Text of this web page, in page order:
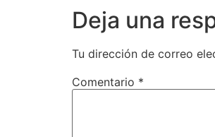
Deja una
Tu dirección de correo
Comentario *